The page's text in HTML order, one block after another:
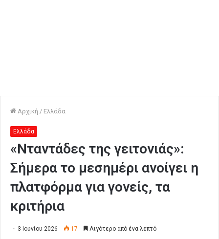
Αρχική / Ελλάδα
Ελλάδα
«Νταντάδες της γειτονιάς»:
Σήμερα το μεσημέρι ανοίγει η
πλατφόρμα για γονείς, τα
κριτήρια
3 Ιουνίου 2026 17 Λιγότερο από ένα λεπτό